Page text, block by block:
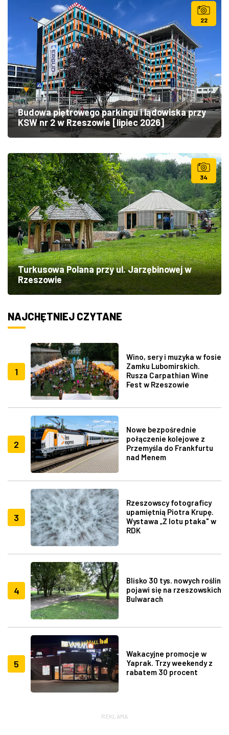
22
Budowa piętrowego parkingu i lądowiska przy
KSW nr 2 w Rzeszowie [lipiec 2026]
34
Turkusowa Polana przy ul. Jarzębinowej w
Rzeszowie
NAJCHĘTNIEJ CZYTANE
1
Wino, sery i muzyka w fosie
Zamku Lubomirskich.
Rusza Carpathian Wine
Fest w Rzeszowie
2
Nowe bezpośrednie
połączenie kolejowe z
Przemyśla do Frankfurtu
nad Menem
3
Rzeszowscy fotograficy
upamiętnią Piotra Krupę.
Wystawa „Z lotu ptaka" w
RDK
4
Blisko 30 tys. nowych roślin
pojawi się na rzeszowskich
Bulwarach
5
Wakacyjne promocje w
Yaprak. Trzy weekendy z
rabatem 30 procent
REKLAMA